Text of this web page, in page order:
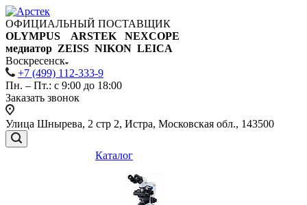
ОФИЦИАЛЬНЫЙ ПОСТАВЩИК
OLYMPUS ARSTEK NEXCOPE
медиатор ZEISS NIKON LEICA
Воскресенск
+7 (499) 112-333-9
Пн. – Пт.: с 9:00 до 18:00
Заказать звонок
Улица Шнырева, 2 стр 2, Истра, Московская обл., 143500
Каталог